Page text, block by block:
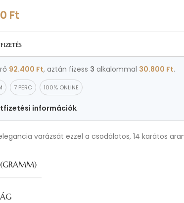
Ft
92.400 Ft, aztán fizess 3 alkalommal 30.800 Ft.
7 PERC 100% ONLINE
információk
varázsát ezzel a csodálatos, 14 karátos